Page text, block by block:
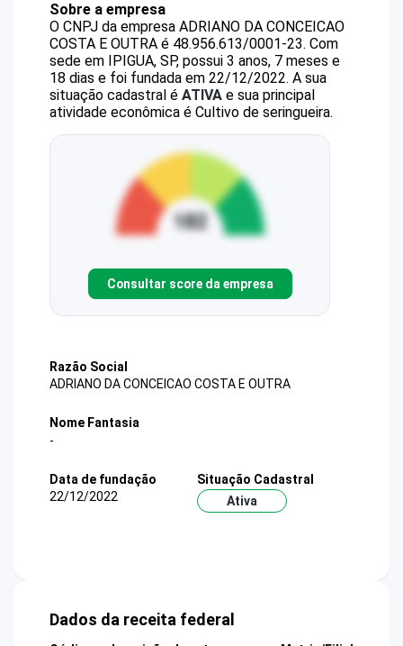
Sobre a empresa
O CNPJ da empresa ADRIANO DA CONCEICAO
COSTA E OUTRA é 48.956.613/0001-23. Com
sede em IPIGUA, SP, possui 3 anos, 7 meses e
18 dias e foi fundada em 22/12/2022. A sua
situação cadastral é ATIVA e sua principal
atividade econômica é Cultivo de seringueira.
Consultar score da empresa
Razão Social
ADRIANO DA CONCEICAO COSTA E OUTRA
Nome Fantasia
-
Data de fundação
22/12/2022
Situação Cadastral
Ativa
Dados da receita federal